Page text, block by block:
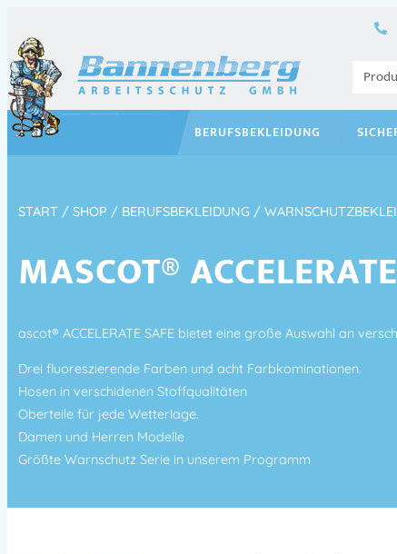
BERUFSBEKLEIDUNG
START / SHOP / BERUFSBEKLEIDUNG /
MASCOT®
ascot® ACCELERATE SAFE bietet eine große Auswahl an
Drei fluoreszierende Farben und acht Farbkominationen.
Hosen in verschidenen Stoffqualitäten
Oberteile für jede Wetterlage.
Damen und Herren Modelle
Größte Warnschutz Serie in unserem Programm